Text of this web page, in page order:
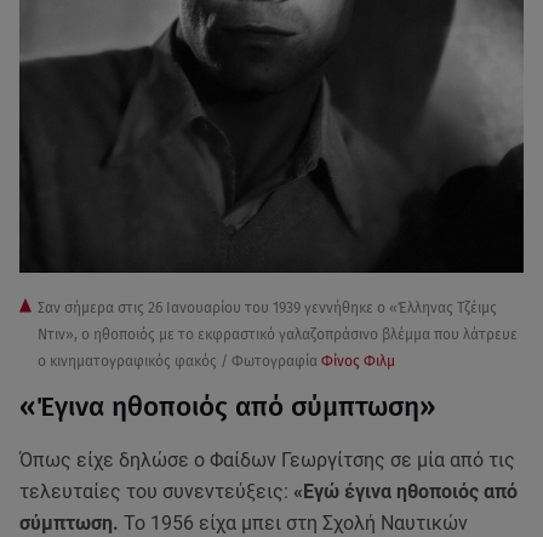
Σαν σήμερα στις 26 Ιανουαρίου του 1939 γεννήθηκε ο «Έλληνας Τζέιμς
Ντιν», ο ηθοποιός με το εκφραστικό γαλαζοπράσινο βλέμμα που λάτρευε
ο κινηματογραφικός φακός / Φωτογραφία Φίνος Φιλμ
«Έγινα ηθοποιός από σύμπτωση»
Όπως είχε δηλώσε ο Φαίδων Γεωργίτσης σε μία από τις
τελευταίες του συνεντεύξεις: «Εγώ έγινα ηθοποιός από
σύμπτωση. Το 1956 είχα μπει στη Σχολή Ναυτικών